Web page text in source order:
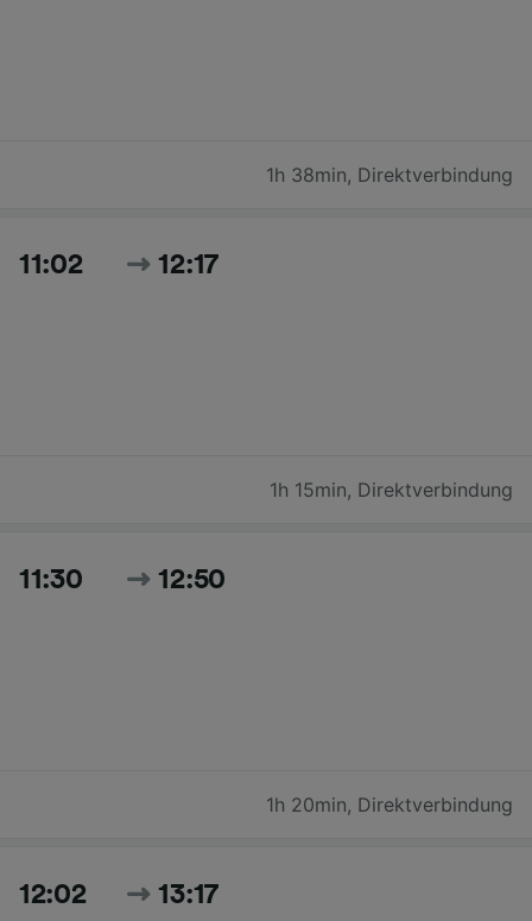
1h 38min, Direktverbindung
11:02 12:17
1h 15min, Direktverbindung
11:30 12:50
1h 20min, Direktverbindung
12:02 13:17